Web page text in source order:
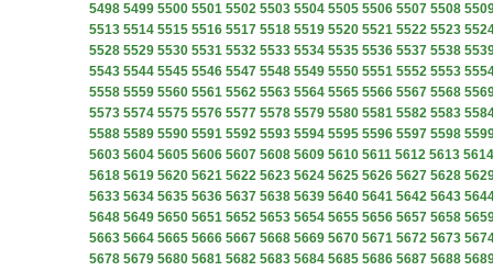
5498 5499 5500 5501 5502 5503 5504 5505 5506 5507 5508
5513 5514 5515 5516 5517 5518 5519 5520 5521 5522 5523
5528 5529 5530 5531 5532 5533 5534 5535 5536 5537 5538
5543 5544 5545 5546 5547 5548 5549 5550 5551 5552 5553
5558 5559 5560 5561 5562 5563 5564 5565 5566 5567 5568
5573 5574 5575 5576 5577 5578 5579 5580 5581 5582 5583
5588 5589 5590 5591 5592 5593 5594 5595 5596 5597 5598
5603 5604 5605 5606 5607 5608 5609 5610 5611 5612 5613 5614
5618 5619 5620 5621 5622 5623 5624 5625 5626 5627 5628
5633 5634 5635 5636 5637 5638 5639 5640 5641 5642 5643
5648 5649 5650 5651 5652 5653 5654 5655 5656 5657 5658
5663 5664 5665 5666 5667 5668 5669 5670 5671 5672 5673
5678 5679 5680 5681 5682 5683 5684 5685 5686 5687 5688